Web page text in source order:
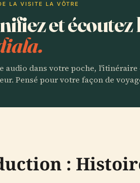
LA VISITE LA VÔTRE
et écoutez
audio dans votre poche, l'itinéraire
Pensé pour votre façon de
: